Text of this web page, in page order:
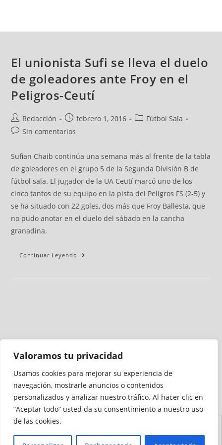
Valoramos tu privacidad
Usamos cookies para mejorar su experiencia de
navegación, mostrarle anuncios o contenidos
personalizados y analizar nuestro tráfico. Al hacer clic en
“Aceptar todo” usted da su consentimiento a nuestro uso
de las cookies.
El unionista Sufi se lleva el duelo
de goleadores ante Froy en el
Peligros-Ceutí
Redacción febrero 1, 2016
Fútbol Sala
Sin comentarios
Sufian Chaib continúa una semana más al frente de la tabla
de goleadores en el grupo 5 de la Segunda División B de
fútbol sala. El jugador de la UA Ceutí marcó uno de los
cinco tantos de su equipo en la pista del Peligros FS (2-5) y
se ha situado con 22 goles, dos más que Froy Ballesta, que
no pudo anotar en el duelo del sábado en la cancha
granadina.
Continuar Leyendo
Medio auditado por